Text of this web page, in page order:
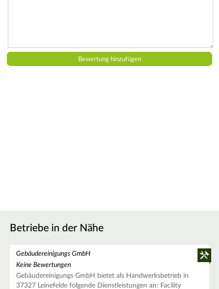
Betriebe in der Nähe
Gebäudereinigungs GmbH
Keine Bewertungen
Gebäudereinigungs GmbH bietet als Handwerksbetrieb in
37327 Leinefelde folgende Dienstleistungen an: Facility